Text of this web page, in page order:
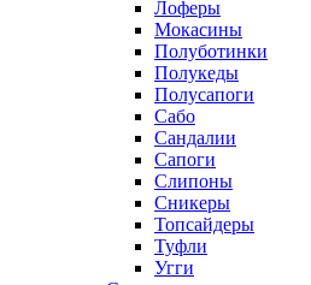
Лоферы
Мокасины
Полуботинки
Полукеды
Полусапоги
Сабо
Сандалии
Сапоги
Слипоны
Сникеры
Топсайдеры
Туфли
Угги